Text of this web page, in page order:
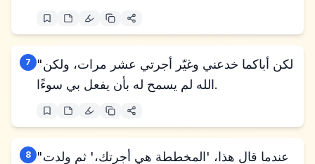
7
"لكن أباكما خدعني وغيّر أجرتي عشر مرات، ولكن
الله لم يسمح له بأن يفعل بي سوءًا.
8
"عندما قال هذا، 'المخططة هي أجرتك،' ثم ولدت